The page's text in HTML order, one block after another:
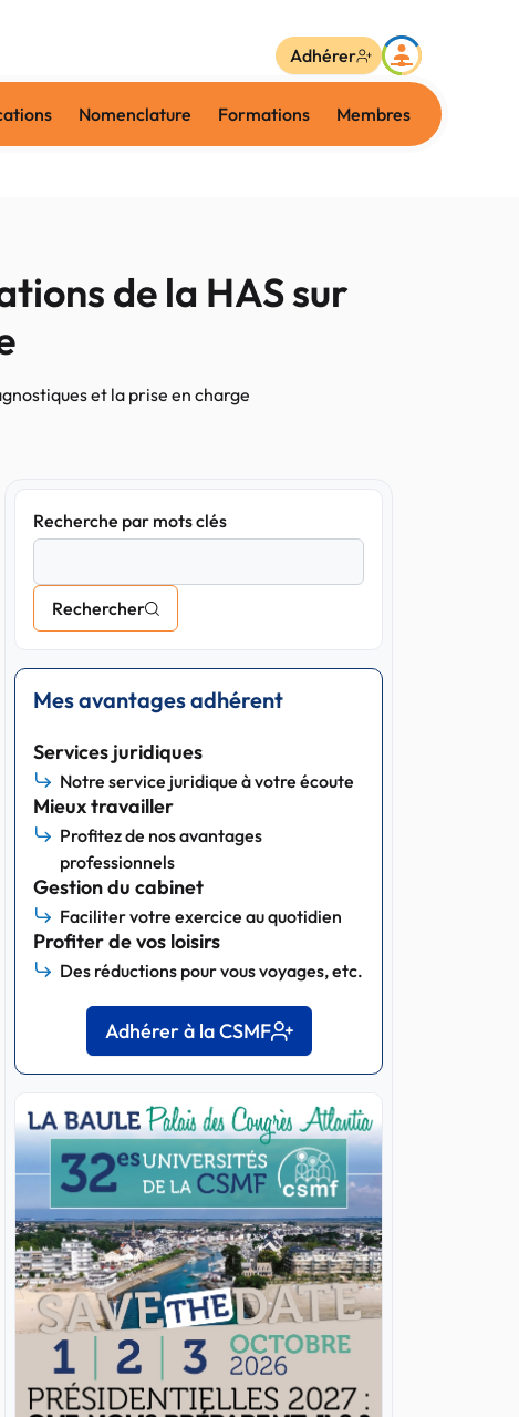
Nomenclature Formations Membres
Adhérer
de la HAS sur
et la prise en charge
Recherche par mots clés
Rechercher
Mes avantages adhérent
Services juridiques
Notre service juridique à votre écoute
Mieux travailler
Profitez de nos avantages
professionnels
Gestion du cabinet
Faciliter votre exercice au quotidien
Profiter de vos loisirs
Des réductions pour vous voyages, etc.
Adhérer à la CSMF